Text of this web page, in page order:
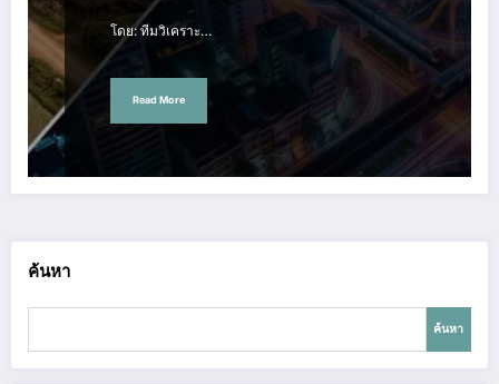
โดย: ทีมวิเคราะ…
Read More
ค้นหา
ค้นหา